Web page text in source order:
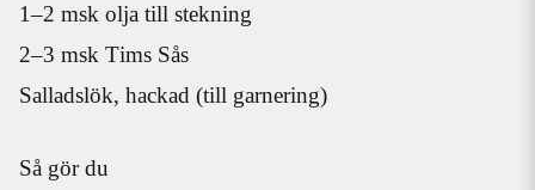
1–2 msk olja till stekning
2–3 msk Tims Sås
Salladslök, hackad (till garnering)
Så gör du